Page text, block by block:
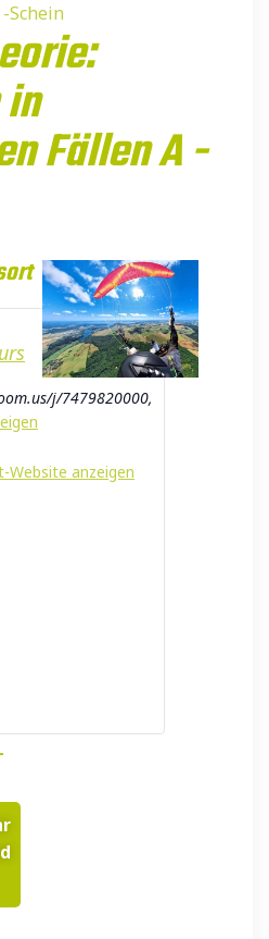
Schein
Fällen A -
j/7479820000,
Website anzeigen
-